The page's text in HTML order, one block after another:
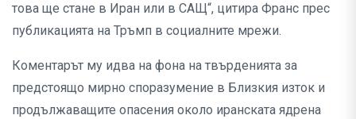
това ще стане в Иран или в САЩ“, цитира Франс прес
публикацията на Тръмп в социалните мрежи.
Коментарът му идва на фона на твърденията за
предстоящо мирно споразумение в Близкия изток и
продължаващите опасения около иранската ядрена